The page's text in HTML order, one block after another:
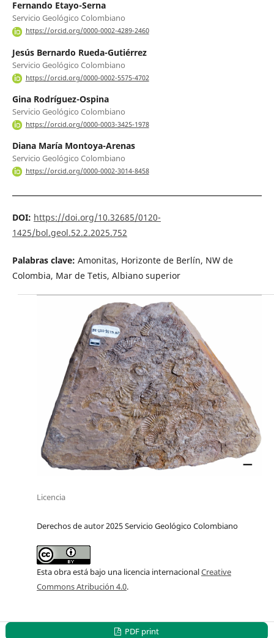
Fernando Etayo-Serna
Servicio Geológico Colombiano
https://orcid.org/0000-0002-4289-2460
Jesús Bernardo Rueda-Gutiérrez
Servicio Geológico Colombiano
https://orcid.org/0000-0002-5575-4702
Gina Rodríguez-Ospina
Servicio Geológico Colombiano
https://orcid.org/0000-0003-3425-1978
Diana María Montoya-Arenas
Servicio Geológico Colombiano
https://orcid.org/0000-0002-3014-8458
DOI: https://doi.org/10.32685/0120-
1425/bol.geol.52.2.2025.752
Palabras clave: Amonitas, Horizonte de Berlín, NW de
Colombia, Mar de Tetis, Albiano superior
Licencia
Derechos de autor 2025 Servicio Geológico Colombiano
Esta obra está bajo una licencia internacionalCreative
Commons Atribución 4.0.
PDF print